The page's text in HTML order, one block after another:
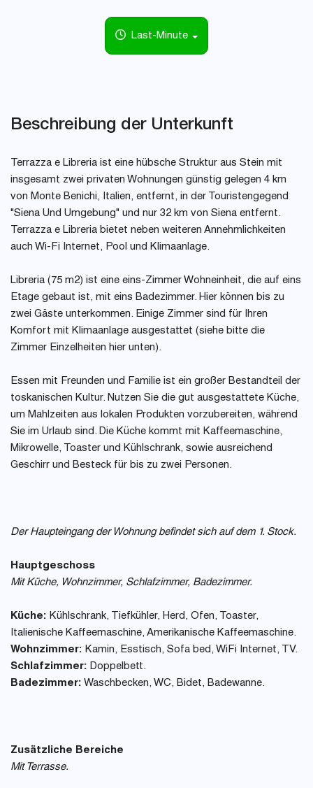
Last-Minute
Beschreibung der Unterkunft
Terrazza e Libreria ist eine hübsche Struktur aus Stein mit
insgesamt zwei privaten Wohnungen günstig gelegen 4 km
von Monte Benichi, Italien, entfernt, in der Touristengegend
"Siena Und Umgebung" und nur 32 km von Siena entfernt.
Terrazza e Libreria bietet neben weiteren Annehmlichkeiten
auch Wi-Fi Internet, Pool und Klimaanlage.
Libreria (75 m2) ist eine eins-Zimmer Wohneinheit, die auf eins
Etage gebaut ist, mit eins Badezimmer. Hier können bis zu
zwei Gäste unterkommen. Einige Zimmer sind für Ihren
Komfort mit Klimaanlage ausgestattet (siehe bitte die
Zimmer Einzelheiten hier unten).
Essen mit Freunden und Familie ist ein großer Bestandteil der
toskanischen Kultur. Nutzen Sie die gut ausgestattete Küche,
um Mahlzeiten aus lokalen Produkten vorzubereiten, während
Sie im Urlaub sind. Die Küche kommt mit Kaffeemaschine,
Mikrowelle, Toaster und Kühlschrank, sowie ausreichend
Geschirr und Besteck für bis zu zwei Personen.
Der Haupteingang der Wohnung befindet sich auf dem 1. Stock.
Hauptgeschoss
Mit Küche, Wohnzimmer, Schlafzimmer, Badezimmer.
Küche: Kühlschrank, Tiefkühler, Herd, Ofen, Toaster,
Italienische Kaffeemaschine, Amerikanische Kaffeemaschine.
Wohnzimmer: Kamin, Esstisch, Sofa bed, WiFi Internet, TV.
Schlafzimmer: Doppelbett.
Badezimmer: Waschbecken, WC, Bidet, Badewanne.
Zusätzliche Bereiche
Mit Terrasse.